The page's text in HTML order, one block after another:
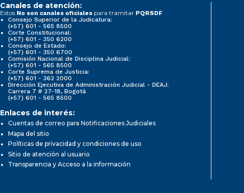
Canales de atención:
Estos No son canales oficiales para tramitar PQRSDF
Consejo Superior de la Judicatura:
(+57) 601 - 565 8500
Corte Constitucional:
(+57) 601 - 350 6200
Consejo de Estado:
(+57) 601 - 350 6700
Comisión Nacional de Disciplina Judicial:
(+57) 601 - 565 8500
Corte Suprema de Justicia:
(+57) 601 - 362 2000
Dirección Ejecutiva de Administración Judicial - DEAJ:
Carrera 7 # 27-18, Bogotá
(+57) 601 - 565 8500
Enlaces de interés:
Cuentas de correo para Notificaciones Judiciales
Mapa del sitio
Políticas de privacidad y condiciones de uso
Sitio de atención al usuario
Transparencia y Acceso a la información